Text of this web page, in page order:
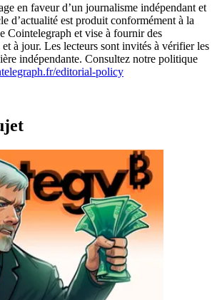
en faveur d’un journalisme indépendant et
d’actualité est produit conformément à la
Cointelegraph et vise à fournir des
à jour. Les lecteurs sont invités à vérifier les
indépendante. Consultez notre politique
editorial-policy